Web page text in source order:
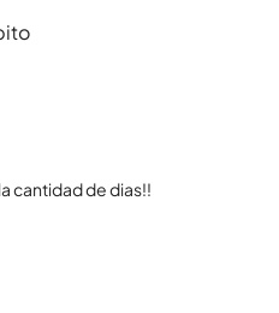
cantidad de dias!!